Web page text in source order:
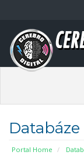
Portal Home